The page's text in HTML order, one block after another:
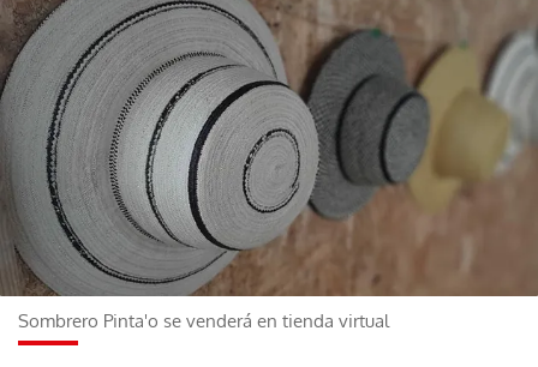
Sombrero Pinta'o se venderá en tienda virtual